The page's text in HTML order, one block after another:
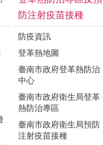
防注射疫苗接種
防疫資訊
登革熱地圖
臺南市政府登革熱防治
中心
臺南市政府衛生局登革
熱防治專區
臺南市政府衛生局預防
注射疫苗接種